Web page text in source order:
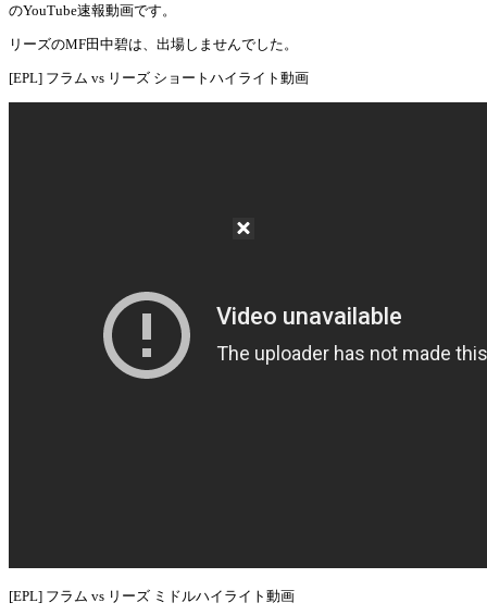
のYouTube速報動画です。
リーズのMF田中碧は、出場しませんでした。
[EPL] フラム vs リーズ ショートハイライト動画
[EPL] フラム vs リーズ ミドルハイライト動画